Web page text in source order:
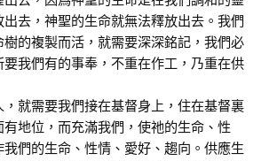
去，神聖的生命就無法釋放出去。我們
的複製而活，就需要深深銘記，我們必
我們有的事奉，不重在作工，乃重在供
就需要我們接在基督身上，住在基督裏
地位，而充滿我們，使祂的生命、性
們的生命、性情、愛好、趨向。供應生